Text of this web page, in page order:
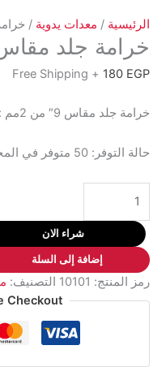
الرئيسية / معدات يدوية / خرامة
خرامة جلد مقاس 9″ من 2مم :
180 EGP
+ Free Shipping
خرامة جلد مقاس 9″ من 2مم : 4. من تولسون
حالة التوفر: 50 متوفر في المخزون
خرامة
جلد
مقاس
من
2مم
شراء الان
إضافة إلى السلة
رمز المنتج: 10101 التصنيف:
Checkout